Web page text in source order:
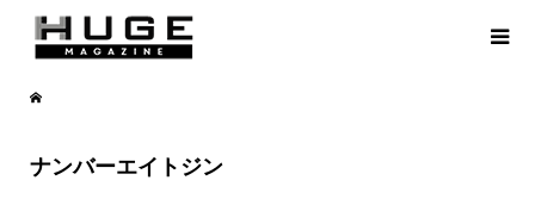
ナンバーエイトジン